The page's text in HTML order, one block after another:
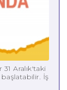
Aralık'taki
İş